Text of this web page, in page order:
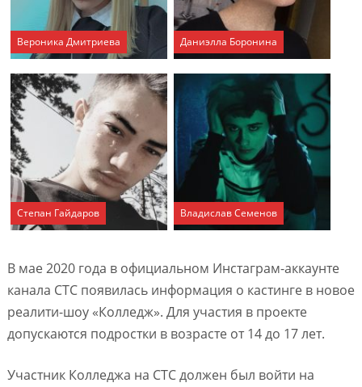
Вероника Дмитриева Даниэлла Боронина
Степан Гайдаров Владислав Семенов
В мае 2020 года в официальном Инстаграм-аккаунте
канала СТС появилась информация о кастинге в новое
реалити-шоу «Колледж». Для участия в проекте
допускаются подростки в возрасте от 14 до 17 лет.
Участник Колледжа на СТС должен был войти на